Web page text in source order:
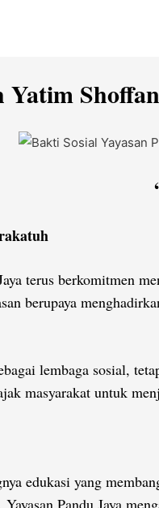
terus berkomitmen
berupaya
lembaga sosial,
masyarakat untuk
edukasi yang
Pandu Jaya